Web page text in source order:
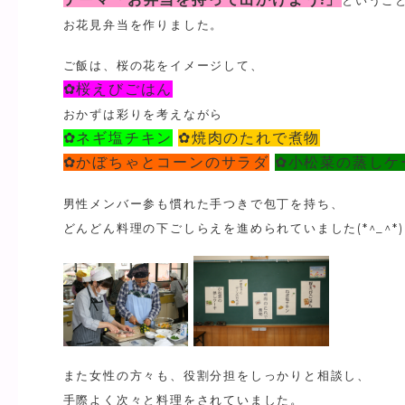
お花見弁当を作りました。
ご飯は、桜の花をイメージして、
✿桜えびごはん
おかずは彩りを考えながら
✿ネギ塩チキン ✿焼肉のたれで煮物
✿かぼちゃとコーンのサラダ ✿小松菜の蒸しケ
男性メンバー参も慣れた手つきで包丁を持ち、
どんどん料理の下ごしらえを進められていました(*^_^*)
また女性の方々も、役割分担をしっかりと相談し、
手際よく次々と料理をされていました。